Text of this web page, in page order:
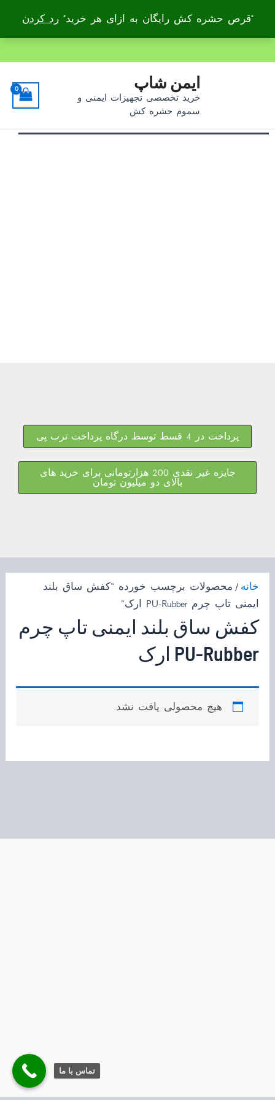
"قرص حشره کش رایگان به ازای هر خرید"رد کردن
به
ایمن شاپ
خرید تخصصی تجهیزات ایمنی و
سموم حشره کش
پرداخت در 4 قسط توسط درگاه پرداخت ترب پی
جایزه غیر نقدی 200 هزارتومانی برای خرید های
بالای دو میلیون تومان
خانه / محصولات برچسب خورده “کفش ساق بلند
ایمنی تاپ چرم PU-Rubber ارک”
کفش ساق بلند ایمنی تاپ چرم
PU-Rubber ارک
هیچ محصولی یافت نشد.
تماس با ما